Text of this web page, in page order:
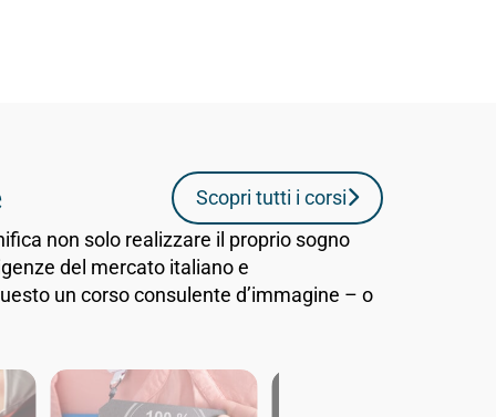
Scopri tutti i corsi
non solo realizzare il proprio sogno
del mercato italiano e
un corso consulente d’immagine – o